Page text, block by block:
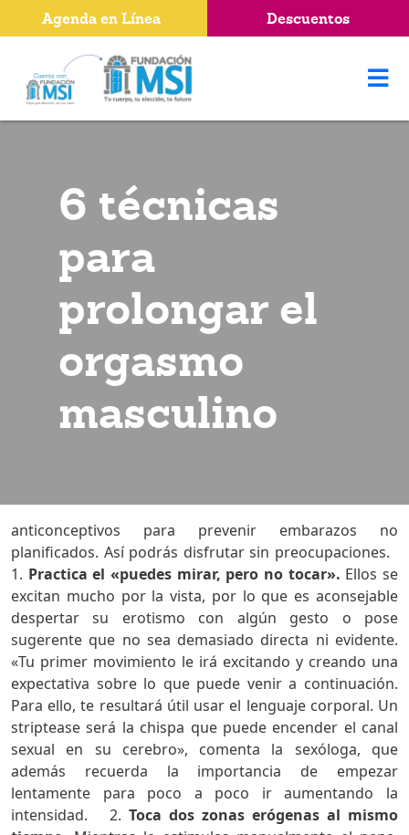
6 técnicas
para
prolongar el
orgasmo
masculino
anticonceptivos para prevenir embarazos no
planificados. Así podrás disfrutar sin preocupaciones.
1. Practica el «puedes mirar, pero no tocar». Ellos se
excitan mucho por la vista, por lo que es aconsejable
despertar su erotismo con algún gesto o pose
sugerente que no sea demasiado directa ni evidente.
«Tu primer movimiento le irá excitando y creando una
expectativa sobre lo que puede venir a continuación.
Para ello, te resultará útil usar el lenguaje corporal. Un
striptease será la chispa que puede encender el canal
sexual en su cerebro», comenta la sexóloga, que
además recuerda la importancia de empezar
lentamente para poco a poco ir aumentando la
intensidad. 2. Toca dos zonas erógenas al mismo
Agenda en Línea Descuentos